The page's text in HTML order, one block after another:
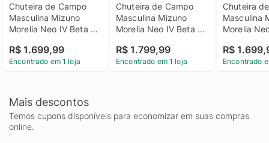
Chuteira de Campo
Masculina Mizuno
Morelia Neo IV Beta
R$ 1.699,99
Encontrado em 1 loja
Chuteira de Campo
Masculina Mizuno
Morelia Neo IV Beta
R$ 1.799,99
Encontrado em 1 loja
Chuteira
Masculina
Morelia
R$
Encontrado
Mais descontos
Temos cupons disponíveis para economizar em suas compras
online.